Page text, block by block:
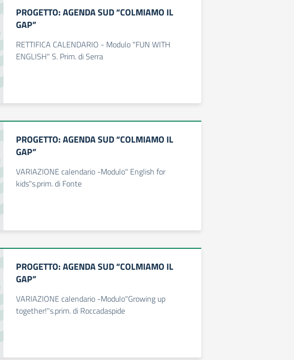
PROGETTO: AGENDA SUD “COLMIAMO IL
GAP”
RETTIFICA CALENDARIO - Modulo "FUN WITH
ENGLISH" S. Prim. di Serra
PROGETTO: AGENDA SUD “COLMIAMO IL
GAP”
VARIAZIONE calendario -Modulo" English for
kids"s.prim. di Fonte
PROGETTO: AGENDA SUD “COLMIAMO IL
GAP”
VARIAZIONE calendario -Modulo"Growing up
together!"s.prim. di Roccadaspide